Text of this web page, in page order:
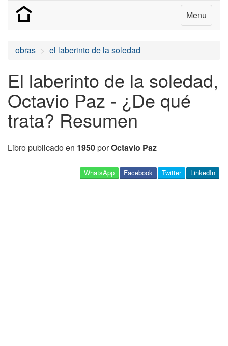
Menu
obras el laberinto de la soledad
El laberinto de la soledad,
Octavio Paz - ¿De qué
trata? Resumen
Libro publicado en 1950porOctavio Paz
LinkedIn
Twitter
Facebook
WhatsApp